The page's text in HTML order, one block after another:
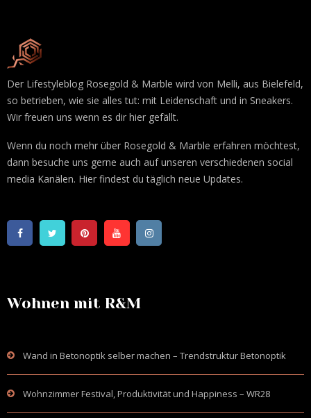
Der Lifestyleblog Rosegold & Marble wird von Melli, aus Bielefeld,
so betrieben, wie sie alles tut: mit Leidenschaft und in Sneakers.
Wir freuen uns wenn es dir hier gefällt.
Wenn du noch mehr über Rosegold & Marble erfahren möchtest,
dann besuche uns gerne auch auf unseren verschiedenen social
media Kanälen. Hier findest du täglich neue Updates.
Wohnen mit R&M
Wand in Betonoptik selber machen – Trendstruktur Betonoptik
Wohnzimmer Festival, Produktivität und Happiness – WR28